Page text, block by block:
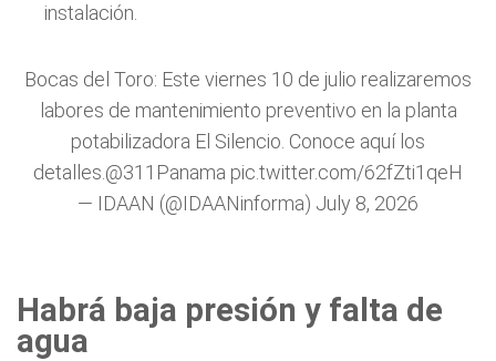
instalación.
Bocas del Toro: Este viernes 10 de julio realizaremos
labores de mantenimiento preventivo en la planta
potabilizadora El Silencio. Conoce aquí los
detalles. @311Panama pic.twitter.com/62fZti1qeH
— IDAAN (@IDAANinforma) July 8, 2026
Habrá baja presión y falta de
agua